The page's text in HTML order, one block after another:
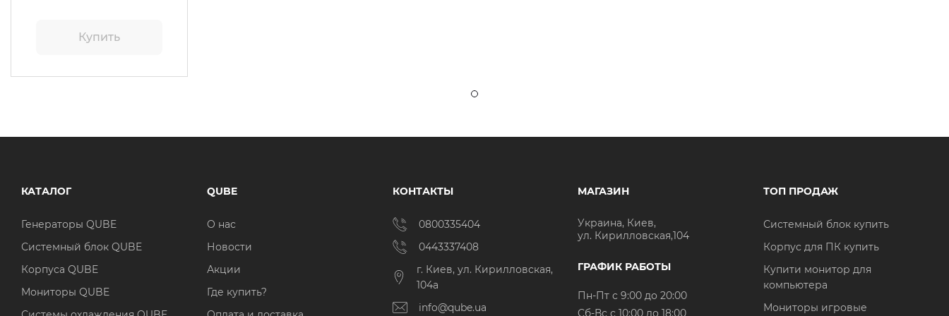
Купить
КАТАЛОГ
Генераторы QUBE
Системный блок QUBE
Корпуса QUBE
Мониторы QUBE
QUBE
О нас
Новости
Акции
Где купить?
КОНТАКТЫ
0800335404
0443337408
г. Киев, ул. Кирилловская,
104а
info@qube.ua
МАГАЗИН
Украина, Киев,
ул. Кирилловская,104
ГРАФИК РАБОТЫ
Пн-Пт с 9:00 до 20:00
Cб-Вс с 10:00 до 18:00
ТОП ПРОДАЖ
Системный блок купить
Корпус для ПК купить
Купити монитор для
компьютера
Мониторы игровые